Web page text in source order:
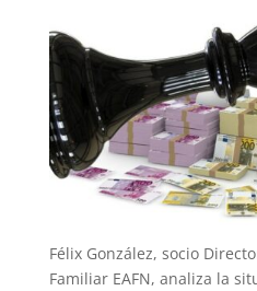
Félix González, socio
Familiar EAFN, analiza la